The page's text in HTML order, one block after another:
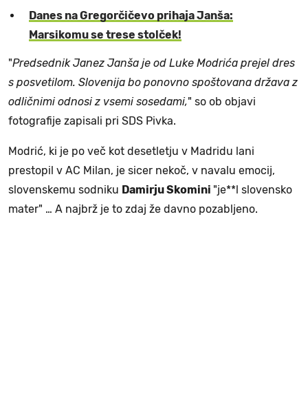
Danes na Gregorčičevo prihaja Janša:
Marsikomu se trese stolček!
"Predsednik Janez Janša je od Luke Modrića prejel dres
s posvetilom. Slovenija bo ponovno spoštovana država z
odličnimi odnosi z vsemi sosedami," so ob objavi
fotografije zapisali pri SDS Pivka.
Modrić, ki je po več kot desetletju v Madridu lani
prestopil v AC Milan, je sicer nekoč, v navalu emocij,
slovenskemu sodniku Damirju Skomini "je**l slovensko
mater" … A najbrž je to zdaj že davno pozabljeno.